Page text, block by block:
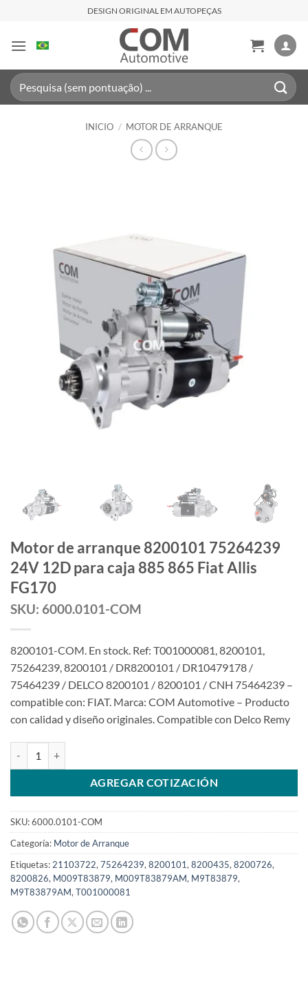
contenido
DESIGN ORIGINAL EM AUTOPEÇAS
Buscar
por:
INICIO / MOTOR DE ARRANQUE
Motor de arranque 8200101 75264239
24V 12D para caja 885 865 Fiat Allis
FG170
SKU: 6000.0101-COM
8200101-COM. En stock. Ref: T001000081, 8200101,
75264239, 8200101 / DR8200101 / DR10479178 /
75464239 / DELCO 8200101 / 8200101 / CNH 75464239 –
compatible con: FIAT. Marca: COM Automotive – Producto
con calidad y diseño originales. Compatible con Delco Remy
AGREGAR COTIZACIÓN
SKU:6000.0101-COM
Categoría: Motor de Arranque
Etiquetas: 21103722, 75264239, 8200101, 8200435, 8200726,
8200826, M009T83879, M009T83879AM, M9T83879,
M9T83879AM, T001000081